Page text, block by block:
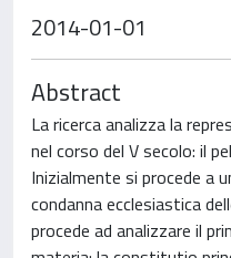
2014-01-01
Abstract
La ricerca analizza la
nel corso del V secolo: il
Inizialmente si procede a
condanna ecclesiastica
procede ad analizzare il